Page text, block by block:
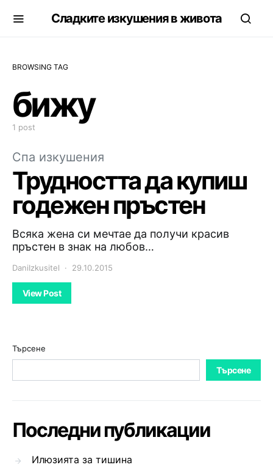
Сладките изкушения в живота
BROWSING TAG
бижу
1 post
Спа изкушения
Трудността да купиш
годежен пръстен
Всяка жена си мечтае да получи красив
пръстен в знак на любов…
DaniIzkusitel 29.10.2015
View Post
Търсене
Търсене
Последни публикации
Илюзията за тишина